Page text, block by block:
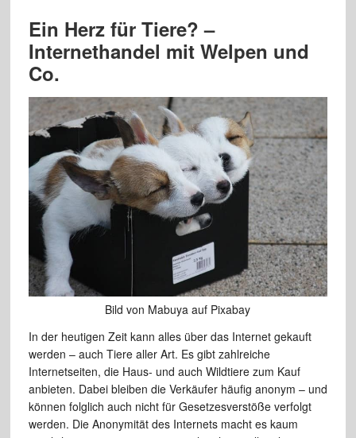
Ein Herz für Tiere? –
Internethandel mit Welpen und
Co.
Bild von Mabuya auf Pixabay
In der heutigen Zeit kann alles über das Internet gekauft
werden – auch Tiere aller Art. Es gibt zahlreiche
Internetseiten, die Haus- und auch Wildtiere zum Kauf
anbieten. Dabei bleiben die Verkäufer häufig anonym – und
können folglich auch nicht für Gesetzesverstöße verfolgt
werden. Die Anonymität des Internets macht es kaum